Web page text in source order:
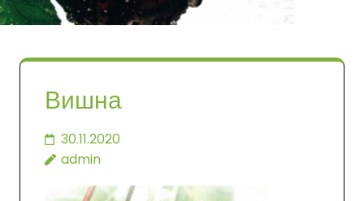
Вишна
30.11.2020
admin